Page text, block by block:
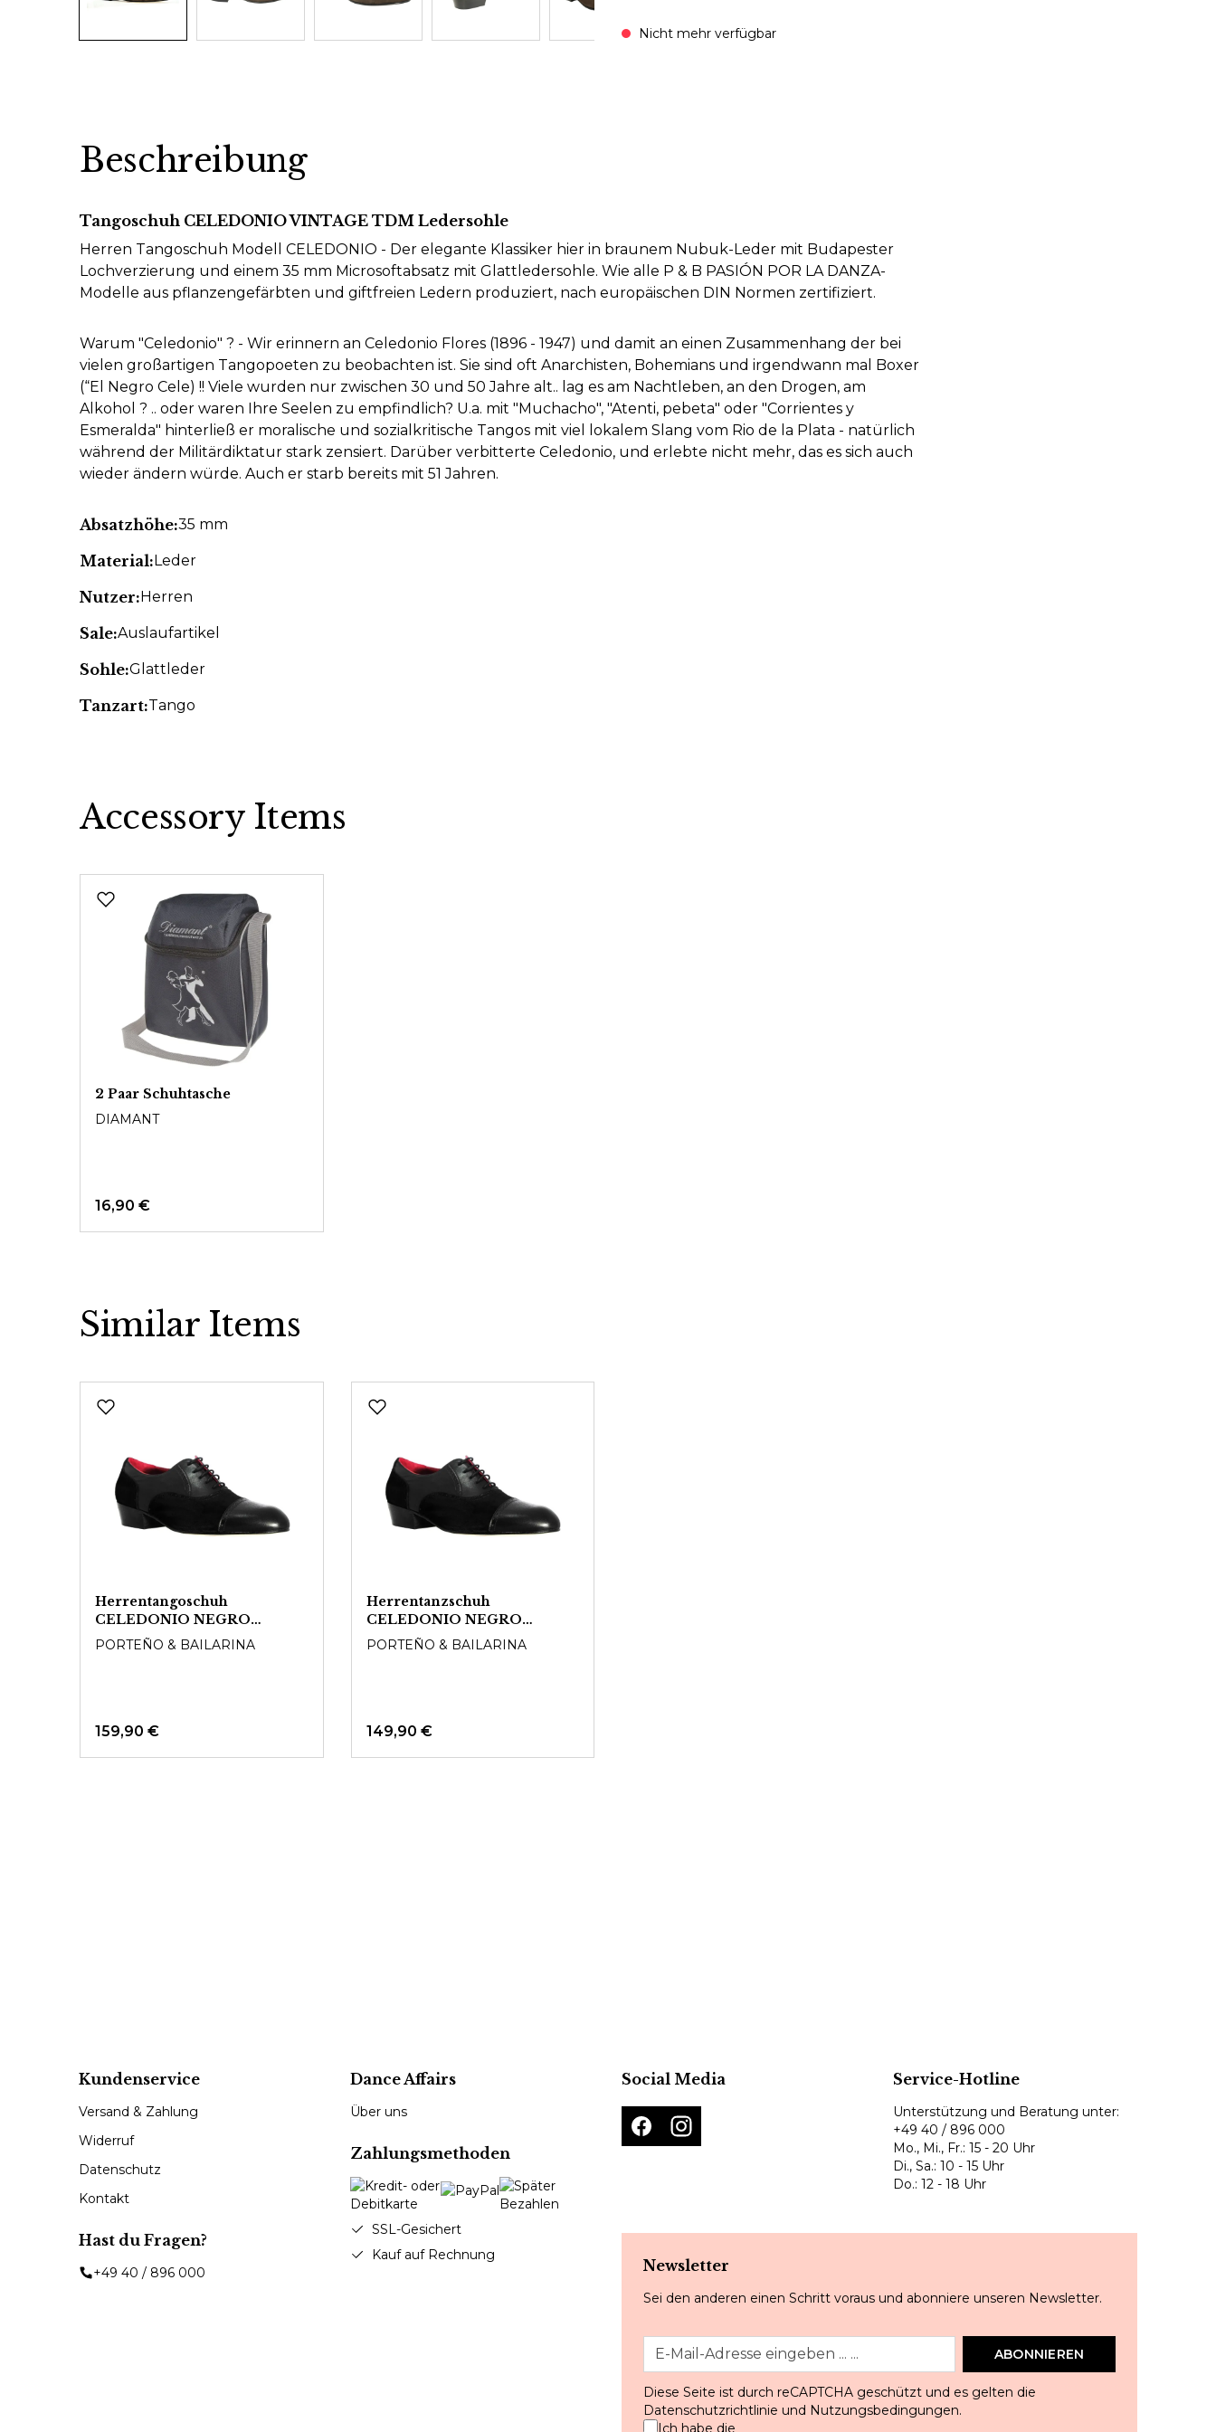
Nicht mehr verfügbar
Beschreibung
Tangoschuh CELEDONIO VINTAGE TDM Ledersohle
Herren Tangoschuh Modell CELEDONIO - Der elegante Klassiker hier in braunem Nubuk-Leder mit Budapester
Lochverzierung und einem 35 mm Microsoftabsatz mit Glattledersohle. Wie alle P & B PASIÓN POR LA DANZA-
Modelle aus pflanzengefärbten und giftfreien Ledern produziert, nach europäischen DIN Normen zertifiziert.
Warum "Celedonio" ? - Wir erinnern an Celedonio Flores (1896 - 1947) und damit an einen Zusammenhang der bei
vielen großartigen Tangopoeten zu beobachten ist. Sie sind oft Anarchisten, Bohemians und irgendwann mal Boxer
(“El Negro Cele) !! Viele wurden nur zwischen 30 und 50 Jahre alt.. lag es am Nachtleben, an den Drogen, am
Alkohol ? .. oder waren Ihre Seelen zu empfindlich? U.a. mit "Muchacho", "Atenti, pebeta" oder "Corrientes y
Esmeralda" hinterließ er moralische und sozialkritische Tangos mit viel lokalem Slang vom Rio de la Plata - natürlich
während der Militärdiktatur stark zensiert. Darüber verbitterte Celedonio, und erlebte nicht mehr, das es sich auch
wieder ändern würde. Auch er starb bereits mit 51 Jahren.
Absatzhöhe:35 mm
Material:Leder
Nutzer:Herren
Sale:Auslaufartikel
Sohle:Glattleder
Tanzart:Tango
Accessory Items
2 Paar Schuhtasche
DIAMANT
16,90 €
Similar Items
Herrentangoschuh
CELEDONIO NEGRO
Ledersohle
PORTEÑO & BAILARINA
159,90 €
Herrentanzschuh
CELEDONIO NEGRO
Wildledersohle
PORTEÑO & BAILARINA
149,90 €
Kundenservice
Versand & Zahlung
Widerruf
Datenschutz
Kontakt
Hast du Fragen?
+49 40 / 896 000
Dance Affairs
Über uns
Zahlungsmethoden
SSL-Gesichert
Kauf auf Rechnung
Social Media Service-Hotline
Unterstützung und Beratung unter:
+49 40 / 896 000
Mo., Mi., Fr.: 15 - 20 Uhr
Di., Sa.: 10 - 15 Uhr
Do.: 12 - 18 Uhr
Newsletter
Sei den anderen einen Schritt voraus und abonniere unseren Newsletter.
ABONNIEREN
Diese Seite ist durch reCAPTCHA geschützt und es gelten die
Datenschutzrichtlinie und Nutzungsbedingungen.
Ich habe die